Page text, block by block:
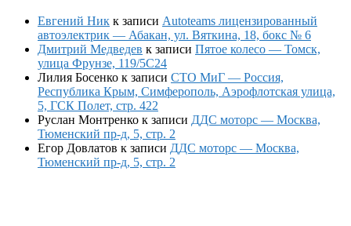
Евгений Ник к записи Autoteams лицензированный
автоэлектрик — Абакан, ул. Вяткина, 18, бокс № 6
Дмитрий Медведев к записи Пятое колесо — Томск,
улица Фрунзе, 119/5С24
Лилия Босенко к записи СТО МиГ — Россия,
Республика Крым, Симферополь, Аэрофлотская улица,
5, ГСК Полет, стр. 422
Руслан Монтренко к записи ДДС моторс — Москва,
Тюменский пр-д, 5, стр. 2
Егор Довлатов к записи ДДС моторс — Москва,
Тюменский пр-д, 5, стр. 2